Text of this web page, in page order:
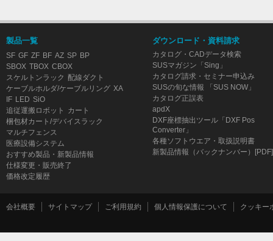
製品一覧
SF GF ZF BF AZ SP BP
SBOX TBOX CBOX
スケルトンラック 配線ダクト
ケーブルホルダ/ケーブルリング XA
IF LED SiO
追従運搬ロボット
カート
梱包材カート/デバイスラック
マルチフェンス
医療設備システム
おすすめ製品・新製品情報
仕様変更・販売終了
価格改定履歴
ダウンロード・資料請求
カタログ・CADデータ検索
SUSマガジン「Sing」
カタログ請求・セミナー申込み
SUSの旬な情報 「SUS NOW」
カタログ正誤表
apdX
DXF座標抽出ツール「DXF Pos
Converter」
各種ソフトウエア・取扱説明書
新製品情報（バックナンバー）[PDF]
会社概要 サイトマップ ご利用規約 個人情報保護について クッキー